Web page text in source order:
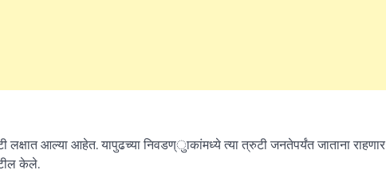
लक्षात आल्या आहेत. यापुढच्या निवडण्ुाकांमध्ये त्या त्रुटी जनतेपर्यंत जाताना राहणार
केले.